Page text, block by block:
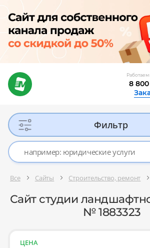
Работаем
8
Фильтр
Все Сайты Строительство, ремонт
Сайт студии
№ 1883323
ЦЕНА